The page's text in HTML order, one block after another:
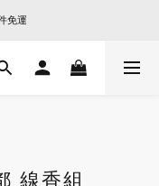
系列
免運
系列
線香組